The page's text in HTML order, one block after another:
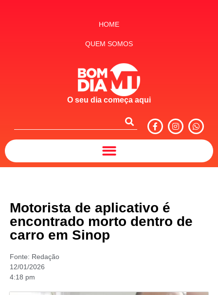
HOME
QUEM SOMOS
O seu dia começa aqui
Motorista de aplicativo é
encontrado morto dentro de
carro em Sinop
Fonte: Redação
12/01/2026
4:18 pm